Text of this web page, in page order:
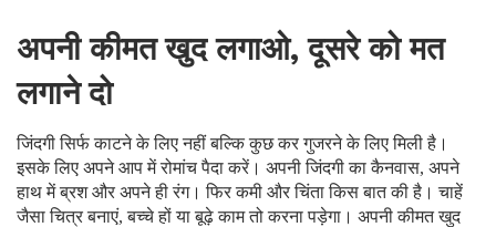
अपनी कीमत खुद लगाओ, दूसरे को मत
लगाने दो
जिंदगी सिर्फ काटने के लिए नहीं बल्कि कुछ कर गुजरने के लिए मिली है।
इसके लिए अपने आप में रोमांच पैदा करें। अपनी जिंदगी का कैनवास, अपने
हाथ में ब्रश और अपने ही रंग। फिर कमी और चिंता किस बात की है। चाहें
जैसा चित्र बनाएं, बच्चे हों या बूढ़े काम तो करना पड़ेगा। अपनी कीमत खुद